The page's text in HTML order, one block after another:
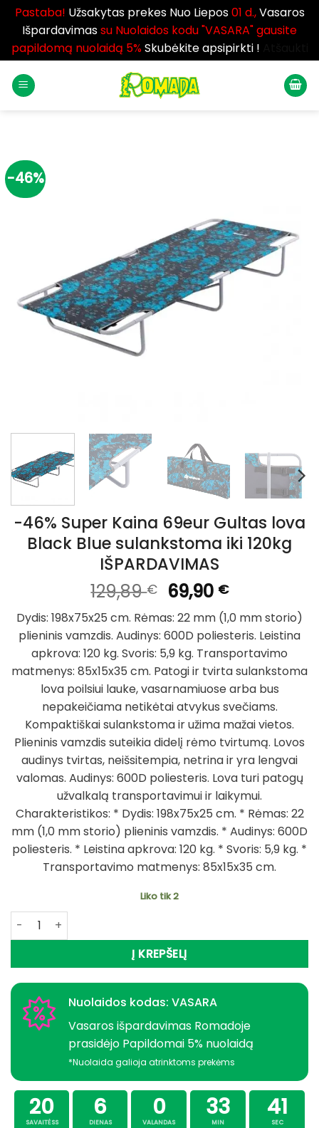
Pastaba! Užsakytas prekes Nuo Liepos01 d.,Vasaros
Išpardavimassu Nuolaidos kodu "VASARA" gausite
papildomą nuolaidą 5%Skubėkite apsipirkti !
-46%
-46% Super Kaina 69eur Gultas lova
Black Blue sulankstoma iki 120kg
IŠPARDAVIMAS
129,89€ Original
price
was:
129,89 €.
69,90 €Current
price
is:
69,90 €.
Dydis: 198x75x25 cm. Rėmas: 22 mm (1,0 mm storio)
plieninis vamzdis. Audinys: 600D poliesteris. Leistina
apkrova: 120 kg. Svoris: 5,9 kg. Transportavimo
matmenys: 85x15x35 cm. Patogi ir tvirta sulankstoma
lova poilsiui lauke, vasarnamiuose arba bus
nepakeičiama netikėtai atvykus svečiams.
Kompaktiškai sulankstoma ir užima mažai vietos.
Plieninis vamzdis suteikia didelį rėmo tvirtumą. Lovos
audinys tvirtas, neišsitempia, netrina ir yra lengvai
valomas. Audinys: 600D poliesteris. Lova turi patogų
užvalkalą transportavimui ir laikymui.
Charakteristikos: * Dydis: 198x75x25 cm. * Rėmas: 22
mm (1,0 mm storio) plieninis vamzdis. * Audinys: 600D
poliesteris. * Leistina apkrova: 120 kg. * Svoris: 5,9 kg. *
Transportavimo matmenys: 85x15x35 cm.
Liko tik 2
produkto kiekis: -46% Super Kaina 69eur Gultas lova
Į KREPŠELĮ
Nuolaidos kodas: VASARA
Vasaros išpardavimas Romadoje
prasidėjo Papildomai 5% nuolaidą
*Nuolaida galioja atrinktoms prekėms
20
SAVAITĖSS
6
DIENAS
0
VALANDAS
33
MIN
41
SEC